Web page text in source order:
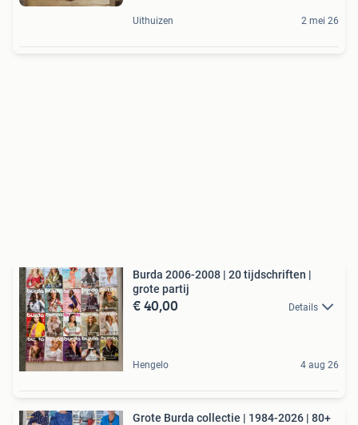
Uithuizen 2 mei 26
Burda 2006-2008 | 20 tijdschriften |
grote partij
€ 40,00 Details
Hengelo 4 aug 26
Grote Burda collectie | 1984-2026 | 80+